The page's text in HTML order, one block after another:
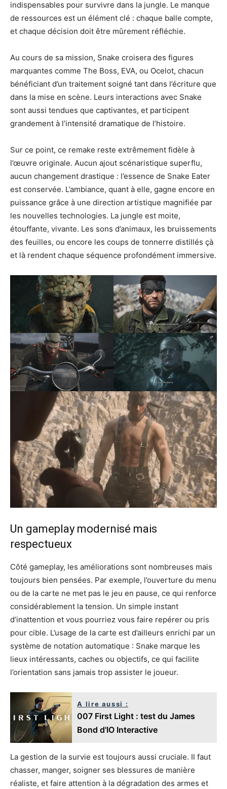
indispensables pour survivre dans la jungle. Le manque
de ressources est un élément clé : chaque balle compte,
et chaque décision doit être mûrement réfléchie.
Au cours de sa mission, Snake croisera des figures
marquantes comme The Boss, EVA, ou Ocelot, chacun
bénéficiant d’un traitement soigné tant dans l’écriture que
dans la mise en scène. Leurs interactions avec Snake
sont aussi tendues que captivantes, et participent
grandement à l’intensité dramatique de l’histoire.
Sur ce point, ce remake reste extrêmement fidèle à
l’œuvre originale. Aucun ajout scénaristique superflu,
aucun changement drastique : l’essence de Snake Eater
est conservée. L’ambiance, quant à elle, gagne encore en
puissance grâce à une direction artistique magnifiée par
les nouvelles technologies. La jungle est moite,
étouffante, vivante. Les sons d’animaux, les bruissements
des feuilles, ou encore les coups de tonnerre distillés çà
et là rendent chaque séquence profondément immersive.
Un gameplay modernisé mais
respectueux
Côté gameplay, les améliorations sont nombreuses mais
toujours bien pensées. Par exemple, l’ouverture du menu
ou de la carte ne met pas le jeu en pause, ce qui renforce
considérablement la tension. Un simple instant
d’inattention et vous pourriez vous faire repérer ou pris
pour cible. L’usage de la carte est d’ailleurs enrichi par un
système de notation automatique : Snake marque les
lieux intéressants, caches ou objectifs, ce qui facilite
l’orientation sans jamais trop assister le joueur.
A lire aussi :
007 First Light : test du James
Bond d'IO Interactive
La gestion de la survie est toujours aussi cruciale. Il faut
chasser, manger, soigner ses blessures de manière
réaliste, et faire attention à la dégradation des armes et